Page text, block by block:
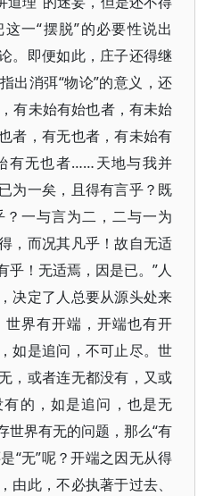
一“摆脱”的必要性说出
。即便如此，庄子还得继
出消弭“物论”的意义，还
有未始有始也者，有未始
者，有无也者，有未始有
有无也者……天地与我并
为一矣，且得有言乎？既
一与言为二，二与一为
，而况其凡乎！故自无适
乎！无适焉，因是已。”人
决定了人总要从源头处来
界有开端，开端也有开
如是追问，不可止尽。世
，或者连无都没有，又或
的，如是追问，也是无
世界有无的问题，那么“有
“无”呢？开端之因无从得
由此，不必执著于过去、